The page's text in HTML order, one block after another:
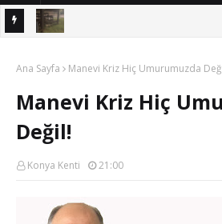
Ana Sayfa ​Manevi Kriz Hiç Umurumuzda
​Manevi Kriz Hiç
Değil!
Konya Kenti 21:00